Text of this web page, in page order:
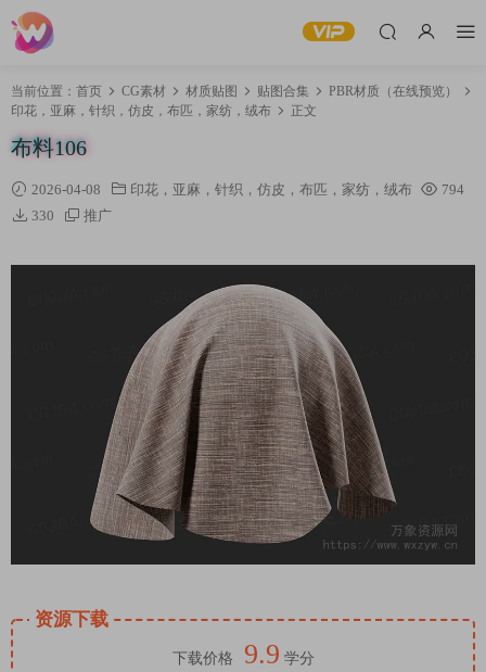
当前位置： 首页 CG素材 材质贴图 贴图合集
PBR材质（在线预览）
印花，亚麻，针织，仿皮，布匹，家纺，绒布
正文
布料106
2026-04-08 印花，亚麻，针织，仿皮，布匹，家纺，绒布
794
330
推广
资源下载
下载价格 9.9 学分